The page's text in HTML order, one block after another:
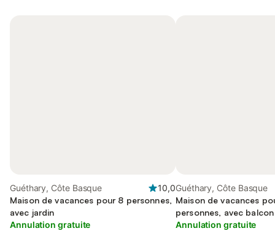
Guéthary, Côte Basque
10,0
Maison de vacances pour 8 personnes,
avec jardin
Annulation gratuite
Guéthary, Côte Basque
Maison de vacances
personnes, avec
Annulation gratuite